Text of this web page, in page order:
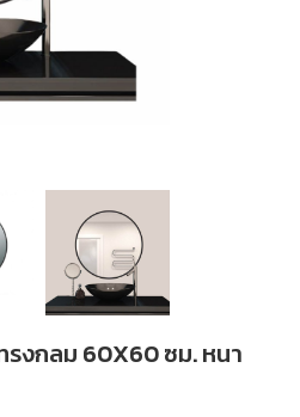
รงกลม 60X60 ซม. หนา